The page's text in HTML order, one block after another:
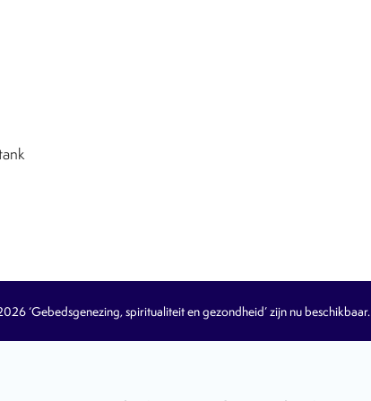
‘Gebedsgenezing, spiritualiteit en gezondheid’ zijn nu beschikbaar.